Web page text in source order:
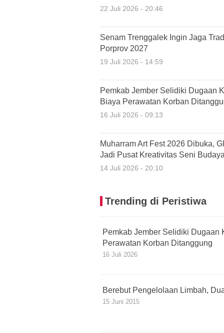
22 Juli 2026 - 20:46
Senam Trenggalek Ingin Jaga
Porprov 2027
19 Juli 2026 - 14:59
Pemkab Jember Selidiki Dugaan
Biaya Perawatan Korban
16 Juli 2026 - 09:13
Muharram Art Fest 2026 Dibuka,
Jadi Pusat Kreativitas Seni Budaya
14 Juli 2026 - 20:10
Trending di Peristiwa
Pemkab Jember Selidiki Dugaan
Perawatan Korban Ditanggung
16 Juli 2026
Berebut Pengelolaan Limbah,
15 Juni 2015